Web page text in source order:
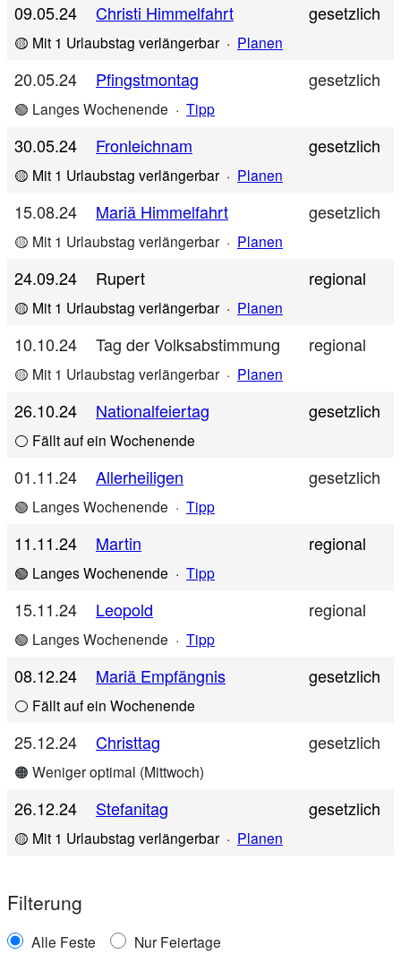
09.05.24 Christi Himmelfahrt gesetzlich
🟡 Mit 1 Urlaubstag verlängerbar · Planen
20.05.24 Pfingstmontag gesetzlich
🟢 Langes Wochenende · Tipp
30.05.24 Fronleichnam gesetzlich
🟡 Mit 1 Urlaubstag verlängerbar · Planen
15.08.24 Mariä Himmelfahrt gesetzlich
🟡 Mit 1 Urlaubstag verlängerbar · Planen
24.09.24 Rupert regional
🟡 Mit 1 Urlaubstag verlängerbar · Planen
10.10.24 Tag der Volksabstimmung regional
🟡 Mit 1 Urlaubstag verlängerbar · Planen
26.10.24 Nationalfeiertag gesetzlich
⚪ Fällt auf ein Wochenende
01.11.24 Allerheiligen gesetzlich
🟢 Langes Wochenende · Tipp
11.11.24 Martin regional
🟢 Langes Wochenende · Tipp
15.11.24 Leopold regional
🟢 Langes Wochenende · Tipp
08.12.24 Mariä Empfängnis gesetzlich
⚪ Fällt auf ein Wochenende
25.12.24 Christtag gesetzlich
🟠 Weniger optimal (Mittwoch)
26.12.24 Stefanitag gesetzlich
🟡 Mit 1 Urlaubstag verlängerbar · Planen
Filterung
Alle Feste Nur Feiertage